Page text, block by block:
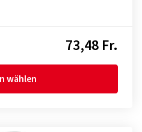
73,48 Fr.
wählen